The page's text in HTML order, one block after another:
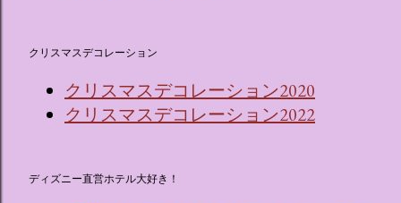
クリスマスデコレーション
クリスマスデコレーション2020
クリスマスデコレーション2022
ディズニー直営ホテル大好き！